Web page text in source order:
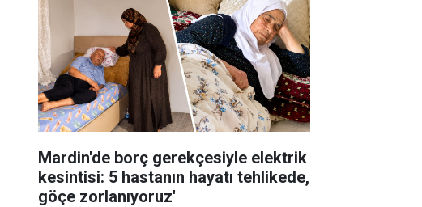
Mardin'de borç gerekçesiyle elektrik
kesintisi: 5 hastanın hayatı tehlikede,
göçe zorlanıyoruz'